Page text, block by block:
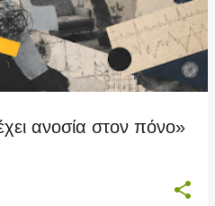
ανοσία στον πόνο»